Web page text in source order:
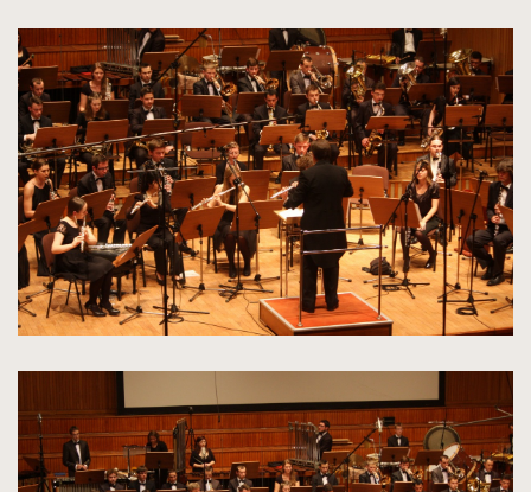
spowoduje
powiększenie
zdjęcia
do
rozmiarów
oryginalnych
spowoduje
zdjęcia
do
rozmiarów
oryginalnych